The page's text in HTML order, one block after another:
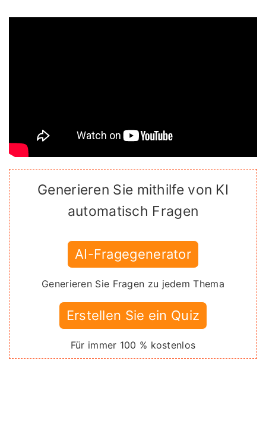
Generieren Sie mithilfe von KI
automatisch Fragen
AI-Fragegenerator
Generieren Sie Fragen zu jedem Thema
Erstellen Sie ein Quiz
Für immer 100 % kostenlos